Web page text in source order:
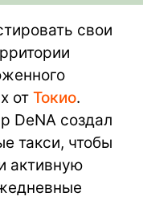
свои
от Токио.
DeNA создал
такси, чтобы
активную